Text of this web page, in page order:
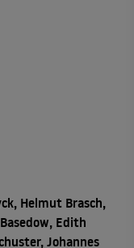
Helmut Brasch,
Edith
Johannes